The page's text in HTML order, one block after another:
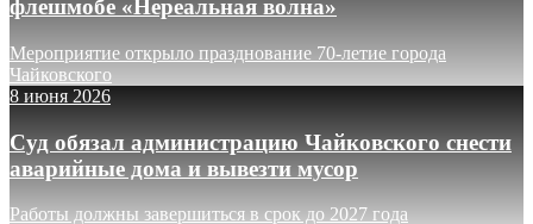
флешмобе «Нереальная волна»
Мероприятие открыло празднование 70-летие города
Чайковского
8 июня 2026
Суд обязал администрацию Чайковского снести
аварийные дома и вывезти мусор
Работы должны завершиться в срок до 2027 года